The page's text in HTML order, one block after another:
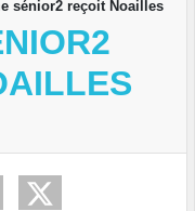
sénior2 reçoit Noailles